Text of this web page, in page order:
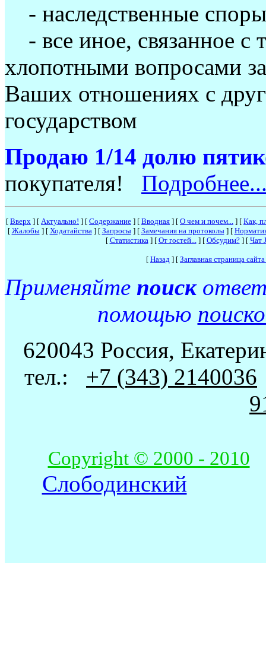
- наследственные споры
- все иное, связанное с
хлопотными вопросами
Ваших отношениях с
государством
Продаю 1/14 долю
покупателя!
[ Вверх ] [ Актуально! ] [ Содержание ] [ Вводная ] [ О чем и почем... ] [ Как,
[ Жалобы] [ Ходатайства] [ Запросы] [ Замечания на протоколы] [
[ Статистика] [ От гостей...] [ Обсудим?] [ Чат
[ Назад ] [ Заглавная страница
Применяйте поиск
помощью
620043 Россия,
тел.: +7 (343) 2140036
Copyright © 2000 - 2010
Слободинский